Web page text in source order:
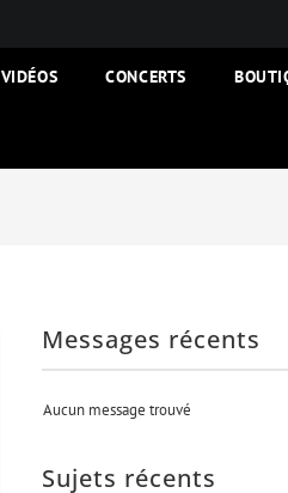
VIDÉOS CONCERTS
Messages récents
Aucun message trouvé
Sujets récents